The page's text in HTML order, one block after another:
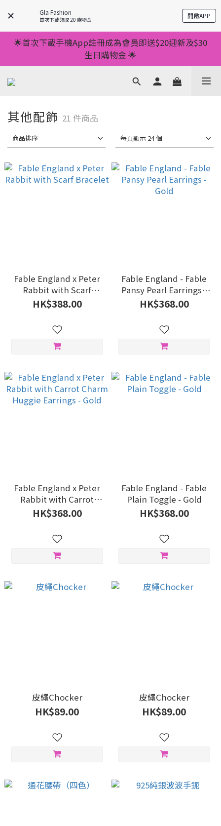
Gla Fashion
首次下載領取 20 購物金 開啟APP
💥正價服裝滿減優惠💥 ✅一件起包順豐 ✅第二件起減
$20 ✅第三件減$40    如此類推⬆不設上限
💥正價服裝滿減優惠💥 ✅一件起包順豐 ✅第二件起減
$20 ✅第三件減$40    如此類推⬆不設上限
🌟首次下載手機App註冊成為會員即送$20迎新及$30
生日購物金 🌟
🌟手機App消費儲積分當購物金用🌟消費1元有1分 🌟
累積滿100分可當1元使用🌟
💥正價服裝滿減優惠💥 ✅一件起包順豐 ✅第二件起減
$20 ✅第三件減$40    如此類推⬆不設上限
其他配飾 21 件商品
商品排序 每頁顯示 24 個
Fable England x Peter
Rabbit with Scarf
Bracelet
HK$388.00
Fable England - Fable
Pansy Pearl Earrings -
Gold
HK$368.00
Fable England x Peter
Rabbit with Carrot
Charm Huggie Earrings
- Gold
HK$368.00
Fable England - Fable
Plain Toggle - Gold
HK$368.00
皮繩Chocker
HK$89.00
皮繩Chocker
HK$89.00